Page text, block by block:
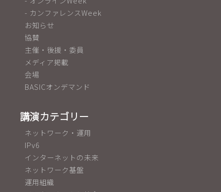
- カンファレンスWeek
お知らせ
協賛
主催・後援・委員
メディア掲載
会場
BASICオンデマンド
講演カテゴリー
ネットワーク・運用
IPv6
インターネットの未来
ネットワーク基盤
運用組織